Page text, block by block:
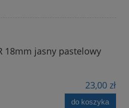
18mm jasny pastelowy
23,00 zł
do koszyka